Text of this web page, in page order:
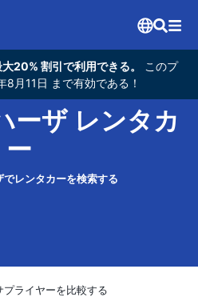
20% 割引で利用できる。
このプ
月11日 まで有効である！
ーザ レンタカ
ー
でレンタカーを検索する
プライヤーを比較する